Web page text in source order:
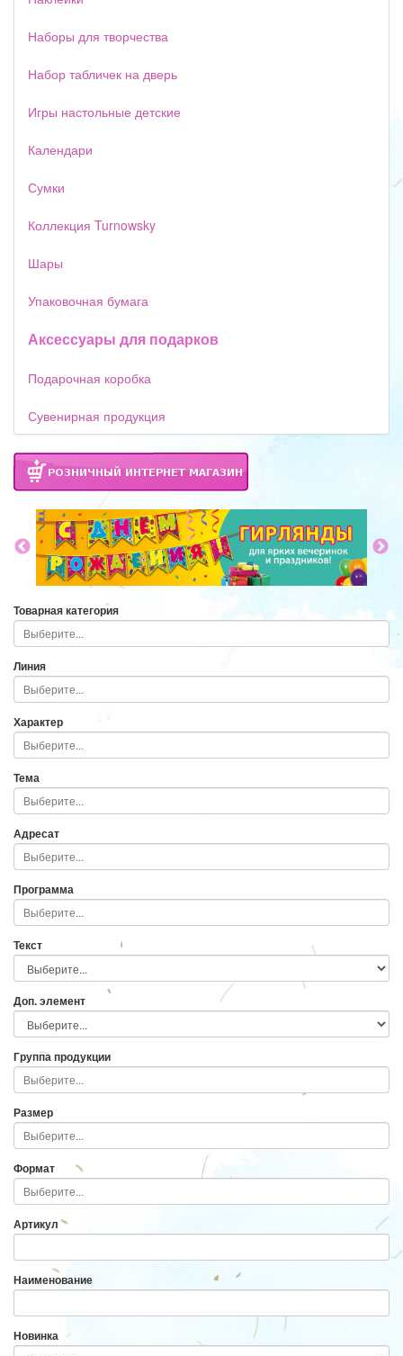
Наборы для творчества
Набор табличек на дверь
Игры настольные детские
Календари
Сумки
Коллекция Turnowsky
Шары
Упаковочная бумага
Аксессуары для подарков
Подарочная коробка
Сувенирная продукция
Товарная категория
Линия
Характер
Тема
Адресат
Программа
Текст
Доп. элемент
Группа продукции
Размер
Формат
Артикул
Наименование
Новинка